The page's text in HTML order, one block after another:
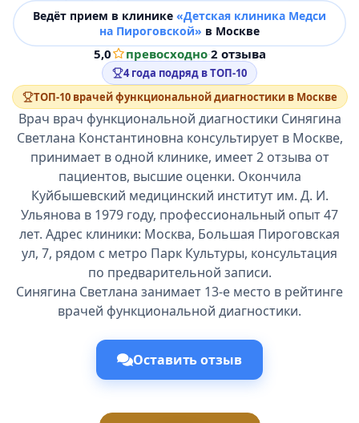
Ведёт прием в клинике «Детская клиника Медси
на Пироговской» в Москве
5,0 превосходно·2 отзыва
4 года подряд в ТОП-10
ТОП-10 врачей функциональной диагностики в Москве
Врач врач функциональной диагностики Синягина
Светлана Константиновна консультирует в Москве,
принимает в одной клинике, имеет 2 отзыва от
пациентов, высшие оценки. Окончила
Куйбышевский медицинский институт им. Д. И.
Ульянова в 1979 году, профессиональный опыт 47
лет. Адрес клиники: Москва, Большая Пироговская
ул, 7, рядом с метро Парк Культуры, консультация
по предварительной записи.
Синягина Светлана занимает 13-е место в рейтинге
врачей функциональной диагностики.
Оставить отзыв